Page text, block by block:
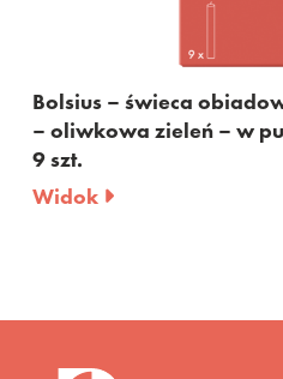
Bolsius – świeca
– oliwkowa zieleń – w
9 szt.
Widok